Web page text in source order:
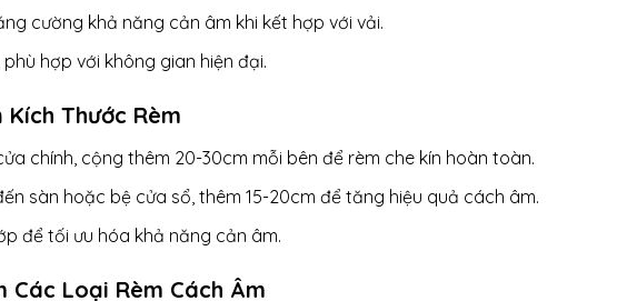
cường khả năng cản âm khi kết hợp với vải.
hợp với không gian hiện đại.
Thước Rèm
chính, cộng thêm 20-30cm mỗi bên để rèm che kín hoàn toàn.
sàn hoặc bệ cửa sổ, thêm 15-20cm để tăng hiệu quả cách âm.
để tối ưu hóa khả năng cản âm.
Các Loại Rèm Cách Âm